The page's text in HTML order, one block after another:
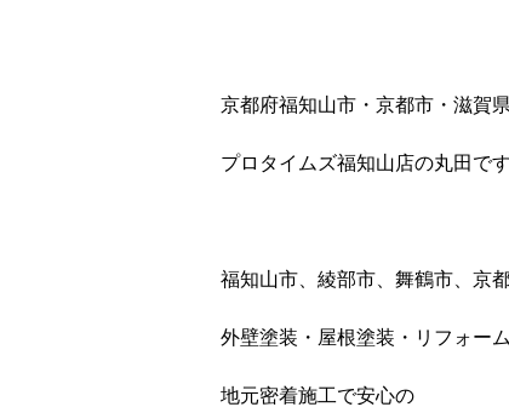
京都府福知山市・京都市・滋賀
プロタイムズ福知山店の丸田です
福知山市、綾部市、舞鶴市、京
外壁塗装・屋根塗装・リフォー
地元密着施工で安心の